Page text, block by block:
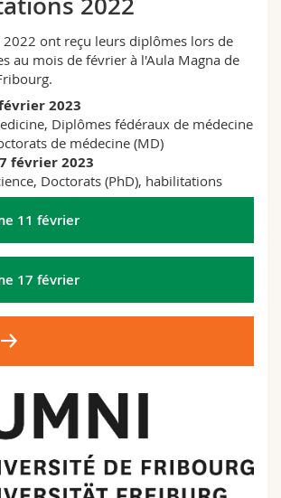
cours
2022 ont reçu leurs diplômes lors de
au mois de février à l'Aula Magna de
2023
Diplômes fédéraux de médecine
de médecine (MD)
février 2023
Doctorats (PhD), habilitations
11 février
17 février